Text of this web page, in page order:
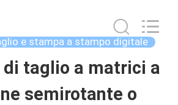
e stampa a stampo digitale
di taglio a matrici a
semirotante o